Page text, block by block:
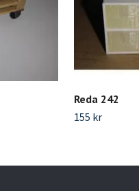
Reda 242
155 kr